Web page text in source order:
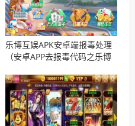
乐博互娱APK安卓端报毒处理
（安卓APP去报毒代码之乐博